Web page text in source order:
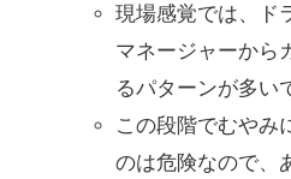
現場感覚では、ド
マネージャーから
るパターンが多い
この段階でむやみ
のは危険なので、